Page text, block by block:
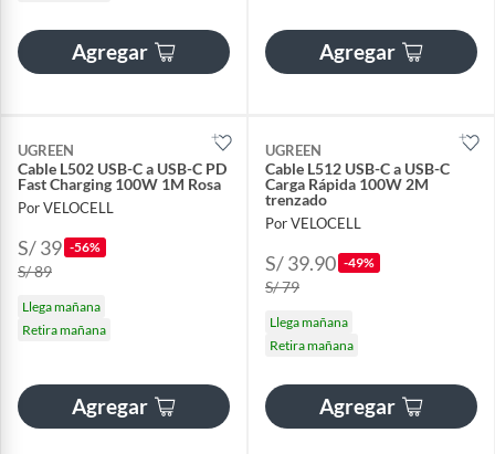
Agregar Agregar
UGREEN
Cable L502 USB-C a USB-C PD
Fast Charging 100W 1M Rosa
Por VELOCELL
S/ 39 -56%
S/ 89
Llega mañana
Retira mañana
Agregar
UGREEN
Cable L512 USB-C a USB-C
Carga Rápida 100W 2M
trenzado
Por VELOCELL
S/ 39.90 -49%
S/ 79
Llega mañana
Retira mañana
Agregar